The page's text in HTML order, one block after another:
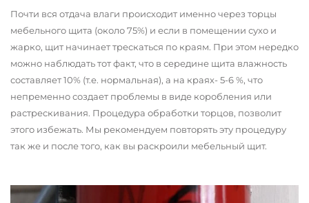
Почти вся отдача влаги происходит именно через торцы
мебельного щита (около 75%) и если в помещении сухо и
жарко, щит начинает трескаться по краям. При этом нередко
можно наблюдать тот факт, что в середине щита влажность
составляет 10% (т.е. нормальная), а на краях- 5-6 %, что
непременно создает проблемы в виде коробления или
растрескивания. Процедура обработки торцов, позволит
этого избежать. Мы рекомендуем повторять эту процедуру
так же и после того, как вы раскроили мебельный щит.